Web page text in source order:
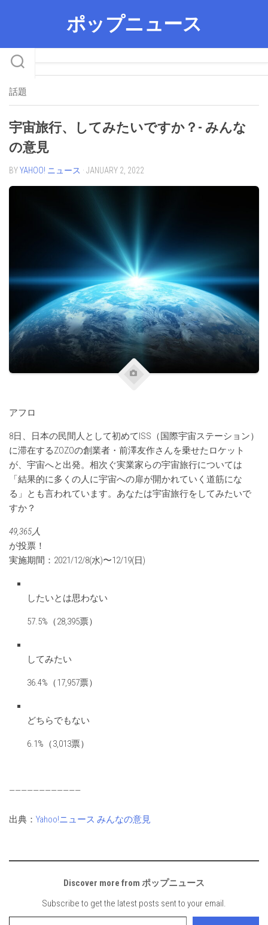
ポップニュース
話題
宇宙旅行、してみたいですか？- みんな
の意見
BYYAHOO! ニュース · JANUARY 2, 2022
アフロ
8日、日本の民間人として初めてISS（国際宇宙ステーション）
に滞在するZOZOの創業者・前澤友作さんを乗せたロケット
が、宇宙へと出発。相次ぐ実業家らの宇宙旅行については
「結果的に多くの人に宇宙への扉が開かれていく道筋にな
る」とも言われています。あなたは宇宙旅行をしてみたいで
すか？
49,365人
が投票！
実施期間：2021/12/8(水)〜12/19(日)
したいとは思わない
57.5%（28,395票）
してみたい
36.4%（17,957票）
どちらでもない
6.1%（3,013票）
————————————
出典： Yahoo!ニュース みんなの意見
Discover more from ポップニュース
Subscribe to get the latest posts sent to your email.
Type your email…